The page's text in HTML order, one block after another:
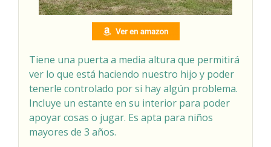
Tiene una puerta a media altura que permitirá
ver lo que está haciendo nuestro hijo y poder
tenerle controlado por si hay algún problema.
Incluye un estante en su interior para poder
apoyar cosas o jugar. Es apta para niños
mayores de 3 años.